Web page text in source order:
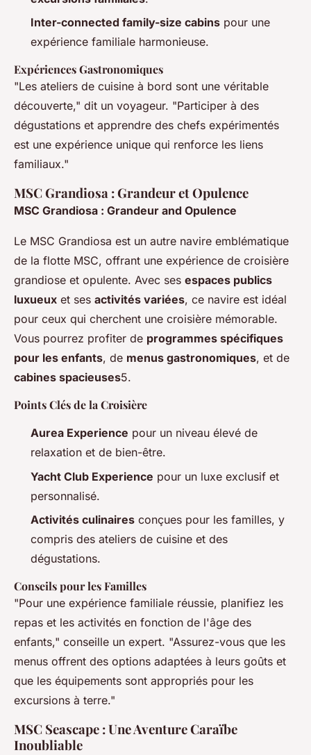
Inter-connected family-size cabins pour une
expérience familiale harmonieuse.
Expériences Gastronomiques
"Les ateliers de cuisine à bord sont une véritable
découverte," dit un voyageur. "Participer à des
dégustations et apprendre des chefs expérimentés
est une expérience unique qui renforce les liens
familiaux."
MSC Grandiosa : Grandeur et Opulence
MSC Grandiosa : Grandeur and Opulence
Le MSC Grandiosa est un autre navire emblématique
de la flotte MSC, offrant une expérience de croisière
grandiose et opulente. Avec ses espaces publics
luxueux et ses activités variées, ce navire est idéal
pour ceux qui cherchent une croisière mémorable.
Vous pourrez profiter de programmes spécifiques
pour les enfants, de menus gastronomiques, et de
cabines spacieuses5.
Points Clés de la Croisière
Aurea Experience pour un niveau élevé de
relaxation et de bien-être.
Yacht Club Experience pour un luxe exclusif et
personnalisé.
Activités culinaires conçues pour les familles, y
compris des ateliers de cuisine et des
dégustations.
Conseils pour les Familles
"Pour une expérience familiale réussie, planifiez les
repas et les activités en fonction de l'âge des
enfants," conseille un expert. "Assurez-vous que les
menus offrent des options adaptées à leurs goûts et
que les équipements sont appropriés pour les
excursions à terre."
MSC Seascape : Une Aventure Caraïbe
Inoubliable